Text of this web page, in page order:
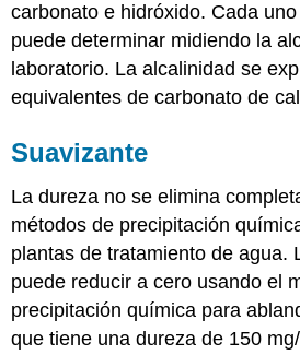
carbonato e hidróxido. Cada
puede determinar midiendo la
laboratorio. La alcalinidad se
equivalentes de carbonato de
Suavizante
La dureza no se elimina
métodos de precipitación
plantas de tratamiento de agua.
puede reducir a cero usando el
precipitación química para
que tiene una dureza de 150